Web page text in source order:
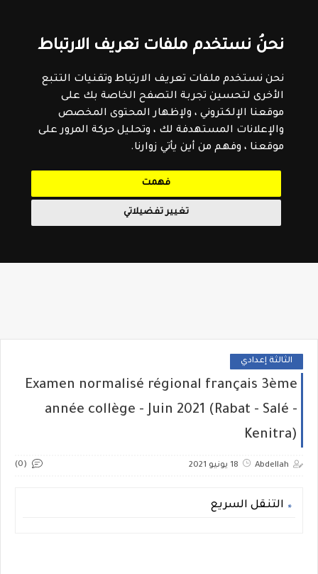
نحنُ نستخدم ملفات تعريف الارتباط
نحن نستخدم ملفات تعريف الارتباط وتقنيات التتبع
الأخرى لتحسين تجربة التصفح الخاصة بك على
موقعنا الإلكتروني ، ولإظهار المحتوى المخصص
والإعلانات المستهدفة لك ، وتحليل حركة المرور على
موقعنا ، وفهم من أين يأتي زوارنا.
فهمت
تغيير تفضيلاتي
الثالثة إعدادي
Examen normalisé régional français 3ème
année collège - Juin 2021 (Rabat - Salé -
Kenitra)
Abdellah 18 يونيو 2021 (0)
التنقل السريع